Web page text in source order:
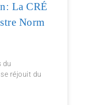
La CRÉ
Norm
du
réjouit du